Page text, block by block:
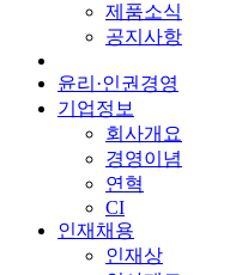
제품소식
공지사항
윤리·인권경영
기업정보
회사개요
경영이념
연혁
CI
인재채용
인재상